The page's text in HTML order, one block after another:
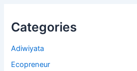
Categories
Adiwiyata
Ecopreneur